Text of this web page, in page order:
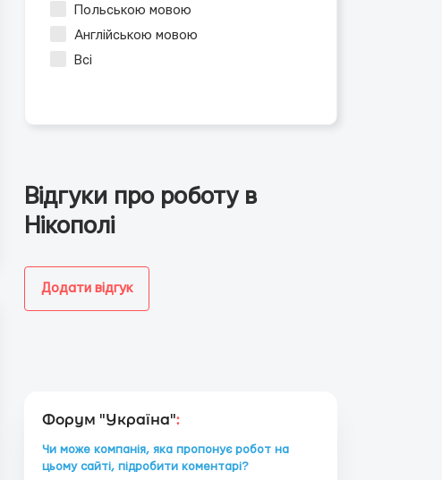
Польською мовою
Англійською мовою
Всі
Відгуки про роботу в
Нікополі
Додати відгук
Форум "Україна":
Чи може компанія, яка пропонує робот на
цьому сайті, підробити коментарі?